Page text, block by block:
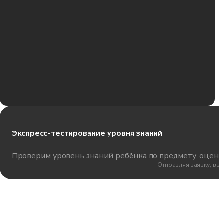
Экспресс-тестирование уровня знаний
Проверим уровень знаний ребёнка по предмету,
Отправляя заявку,